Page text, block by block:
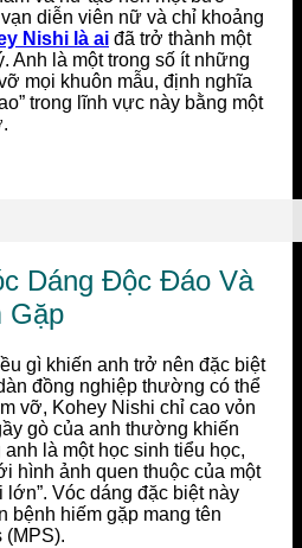
diễn viên nữ và chỉ khoảng
Nishi là ai đã trở thành một
Anh là một trong số ít những
mọi khuôn mẫu, định nghĩa
trong lĩnh vực này bằng một
Dáng Độc Đáo Và
Gặp
gì khiến anh trở nên đặc biệt
đồng nghiệp thường có thể
vỡ, Kohey Nishi chỉ cao vỏn
gò của anh thường khiến
là một học sinh tiểu học,
hình ảnh quen thuộc của một
Vóc dáng đặc biệt này
bệnh hiếm gặp mang tên
(MPS).